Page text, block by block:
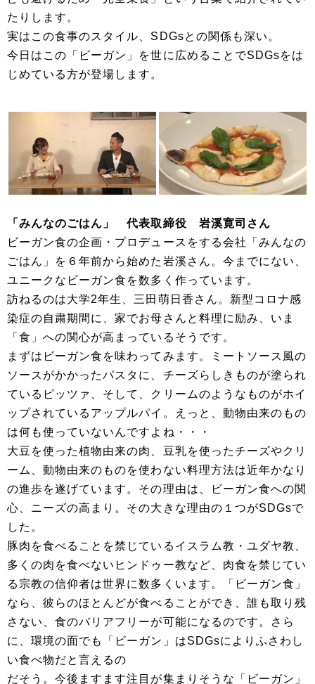
たりします。
実はこの食事のスタイル、SDGsとの関係も深い。
今日はこの「ビーガン」を世に広めることでSDGsをは
じめている方が登場します。
「みんなのごはん」 代表取締役 岩溪寛司さん
ビーガン食の企画・プロデュースをする会社「みんなの
ごはん」を６年前から始めた岩溪さん。今までにない、
ユニークなビーガン食を数多く作っています。
訪ねるのは大学2年生、三田萌日香さん。新型コロナ感
染症の自粛期間に、家でお母さんと料理に励み、いま
「食」への関心が高まっているそうです。
まずはビーガン食を味わってみます。ミートソース風の
ソースがかかったパスタに、チーズらしきものが塗られ
ているピッツァ、そして、クリームのようなものがホイ
ップされているアップルパイ。えっと、動物由来のもの
は何も使っていないんですよね・・・
大豆を使った植物由来の肉、豆乳を使ったチーズやクリ
ーム、動物由来のものを使わない料理方法は近年かなり
の進歩を遂げています。その理由は、ビーガン食への関
心、ニーズの高まり。その大きな理由の１つがSDGsで
した。
豚肉を食べることを禁じているイスラム教・ユダヤ教、
多くの肉を食べないヒンドゥー教など、肉食を禁じてい
る宗教の信仰者は世界に数多くいます。「ビーガン食」
なら、彼らのほとんどが食べることができ、誰も取り残
さない、食のバリアフリーが可能になるのです。さら
に、環境の面でも「ビーガン」はSDGsによりふさわし
い食べ物だと言えるの
だそう。今後ますます注目が集まりそうな「ビーガン」